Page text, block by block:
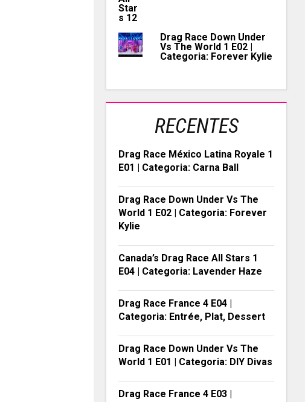
Drag Race Down Under
Vs The World 1 E02 |
Categoria: Forever Kylie
RECENTES
Drag Race México Latina Royale 1
E01 | Categoria: Carna Ball
Drag Race Down Under Vs The
World 1 E02 | Categoria: Forever
Kylie
Canada’s Drag Race All Stars 1
E04 | Categoria: Lavender Haze
Drag Race France 4 E04 |
Categoria: Entrée, Plat, Dessert
Drag Race Down Under Vs The
World 1 E01 | Categoria: DIY Divas
Drag Race France 4 E03 |